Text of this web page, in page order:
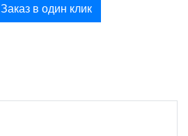
Заказ в один клик